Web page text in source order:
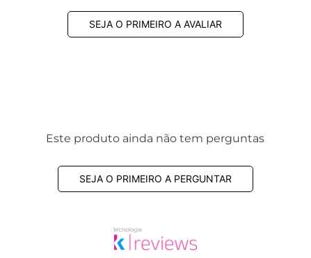
SEJA O PRIMEIRO A AVALIAR
Este produto ainda não tem perguntas
SEJA O PRIMEIRO A PERGUNTAR